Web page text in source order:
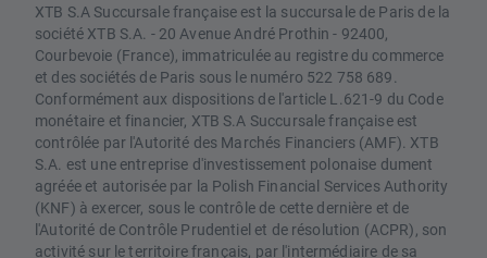
XTB S.A Succursale française est la succursale de Paris de la
société XTB S.A. - 20 Avenue André Prothin - 92400,
Courbevoie (France), immatriculée au registre du commerce
et des sociétés de Paris sous le numéro 522 758 689.
Conformément aux dispositions de l'article L.621-9 du Code
monétaire et financier, XTB S.A Succursale française est
contrôlée par l'Autorité des Marchés Financiers (AMF). XTB
S.A. est une entreprise d'investissement polonaise dument
agréée et autorisée par la Polish Financial Services Authority
(KNF) à exercer, sous le contrôle de cette dernière et de
l'Autorité de Contrôle Prudentiel et de résolution (ACPR), son
activité sur le territoire français, par l'intermédiaire de sa